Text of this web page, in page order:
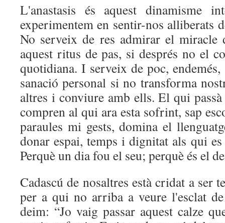
L'anastasis és aquest dinamisme
experimentem en sentir-nos alliberats
No serveix de res admirar el miracle
aquest ritus de pas, si després no el
quotidiana. I serveix de poc, endemés,
sanació personal si no transforma
altres i conviure amb ells. El qui
compren al qui ara esta sofrint, sap
paraules mi gests, domina el
donar espai, temps i dignitat als qui
Perquè un dia fou el seu; perquè és el
Cadascú de nosaltres està cridat a ser
per a qui no arriba a veure l'esclat
deim: “Jo vaig passar aquest calze